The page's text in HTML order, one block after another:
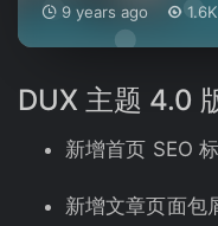
9 years ago 1.6K
DUX 主题 4.0
新增首页 SEO
新增文章页面包